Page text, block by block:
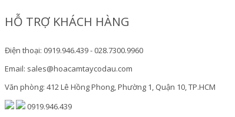
HỖ TRỢ KHÁCH HÀNG
Điện thoại: 0919.946.439 - 028.7300.9960
Email: sales@hoacamtaycodau.com
Văn phòng: 412 Lê Hồng Phong, Phường 1, Quận 10, TP.HCM
0919.946.439